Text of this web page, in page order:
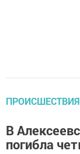
ПРОИСШЕСТВИЯ
В
погибла